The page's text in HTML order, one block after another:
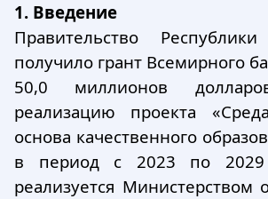
1. Введение
Правительство
получило грант Всемирного
50,0 миллионов
реализацию проекта
основа качественного
в период с 2023 по 2029
реализуется Министерством